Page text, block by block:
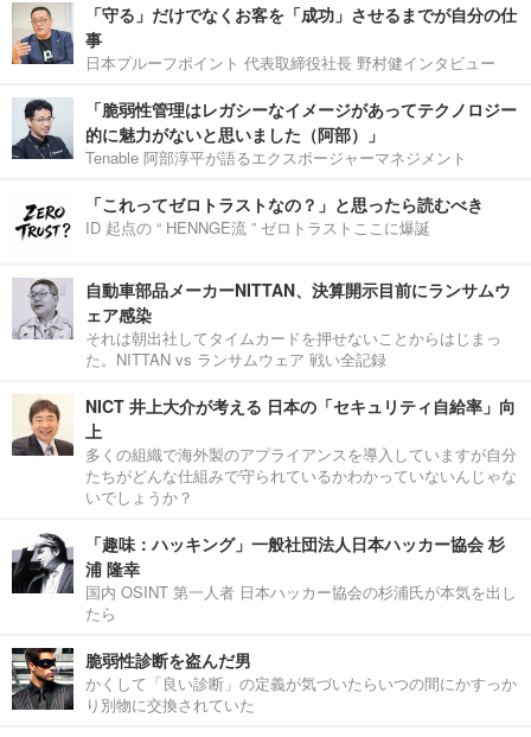
「守る」だけでなくお客を「成功」させるまでが自分の仕
事
日本プルーフポイント 代表取締役社長 野村健インタビュー
「脆弱性管理はレガシーなイメージがあってテクノロジー
的に魅力がないと思いました（阿部）」
Tenable 阿部淳平が語るエクスポージャーマネジメント
「これってゼロトラストなの？」と思ったら読むべき
ID 起点の “ HENNGE流 ” ゼロトラストここに爆誕
自動車部品メーカーNITTAN、決算開示目前にランサムウ
ェア感染
それは朝出社してタイムカードを押せないことからはじまっ
た。NITTAN vs ランサムウェア 戦い全記録
NICT 井上大介が考える 日本の「セキュリティ自給率」向
上
多くの組織で海外製のアプライアンスを導入していますが自分
たちがどんな仕組みで守られているかわかっていないんじゃな
いでしょうか？
「趣味：ハッキング」一般社団法人日本ハッカー協会 杉
浦 隆幸
国内 OSINT 第一人者 日本ハッカー協会の杉浦氏が本気を出し
たら
脆弱性診断を盗んだ男
かくして「良い診断」の定義が気づいたらいつの間にかすっか
り別物に交換されていた